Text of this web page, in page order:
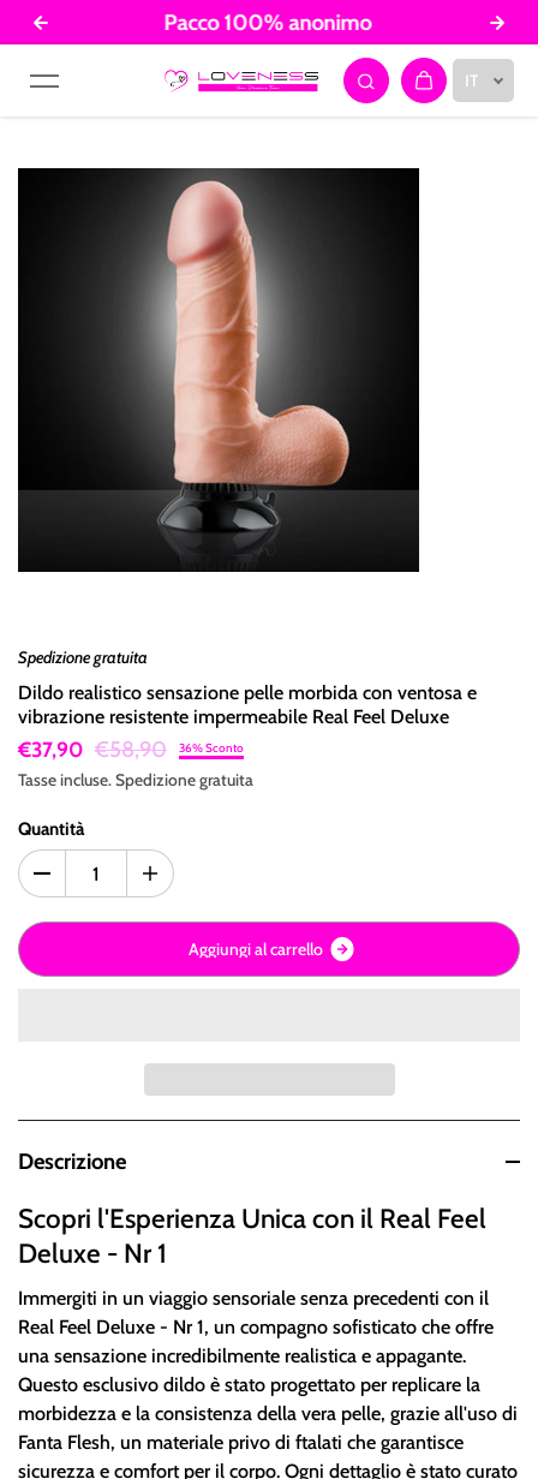
Salta al contenuto Pacco 100% anonimo
IT
Spedizione gratuita
Dildo realistico sensazione pelle morbida con ventosa e
vibrazione resistente impermeabile Real Feel Deluxe
€37,90 €58,90 36% Sconto
Tasse incluse.Spedizionegratuita
Quantità
Aggiungialcarrello
Descrizione
Scopri l'Esperienza Unica con il Real Feel
Deluxe - Nr 1
Immergiti in un viaggio sensoriale senza precedenti con il
Real Feel Deluxe - Nr 1, un compagno sofisticato che offre
una sensazione incredibilmente realistica e appagante.
Questo esclusivo dildo è stato progettato per replicare la
morbidezza e la consistenza della vera pelle, grazie all'uso di
Fanta Flesh, un materiale privo di ftalati che garantisce
sicurezza e comfort per il corpo. Ogni dettaglio è stato curato